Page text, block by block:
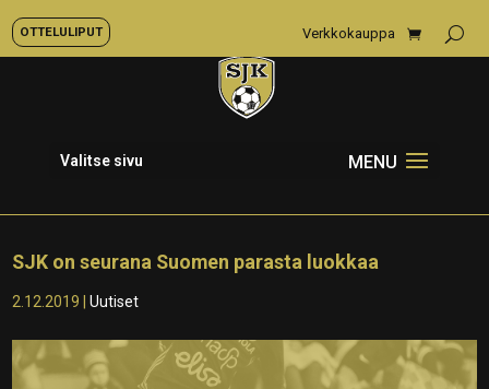
OTTELULIPUT Verkkokauppa
Valitse sivu
SJK on seurana Suomen parasta luokkaa
2.12.2019 |Uutiset